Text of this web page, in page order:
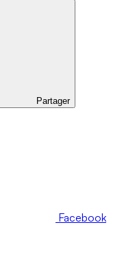
Partager
Facebook